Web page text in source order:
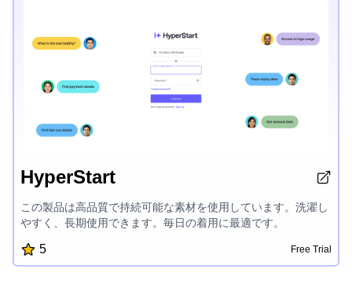
HyperStart
この製品は高品質で持続可能な素材を使用しています。洗濯し
やすく、長期使用できます。毎日の着用に最適です。
5 Free Trial